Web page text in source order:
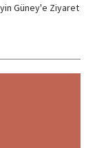
Güney'e Ziyaret